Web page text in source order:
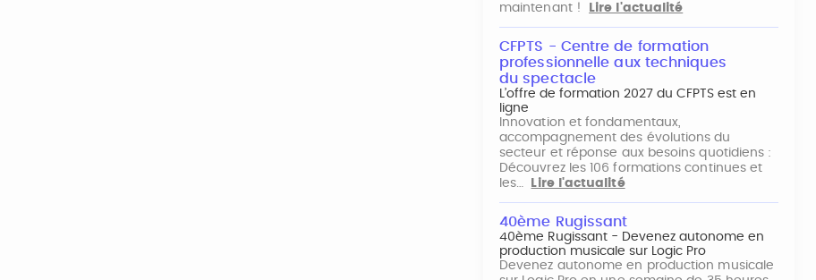
maintenant !
Lire l'actualité
CFPTS - Centre de formation
professionnelle aux techniques
du spectacle
L’offre de formation 2027 du CFPTS est en
ligne
Innovation et fondamentaux,
accompagnement des évolutions du
secteur et réponse aux besoins quotidiens :
Découvrez les 106 formations continues et
les…
Lire l'actualité
40ème Rugissant
40ème Rugissant - Devenez autonome en
production musicale sur Logic Pro
Devenez autonome en production musicale